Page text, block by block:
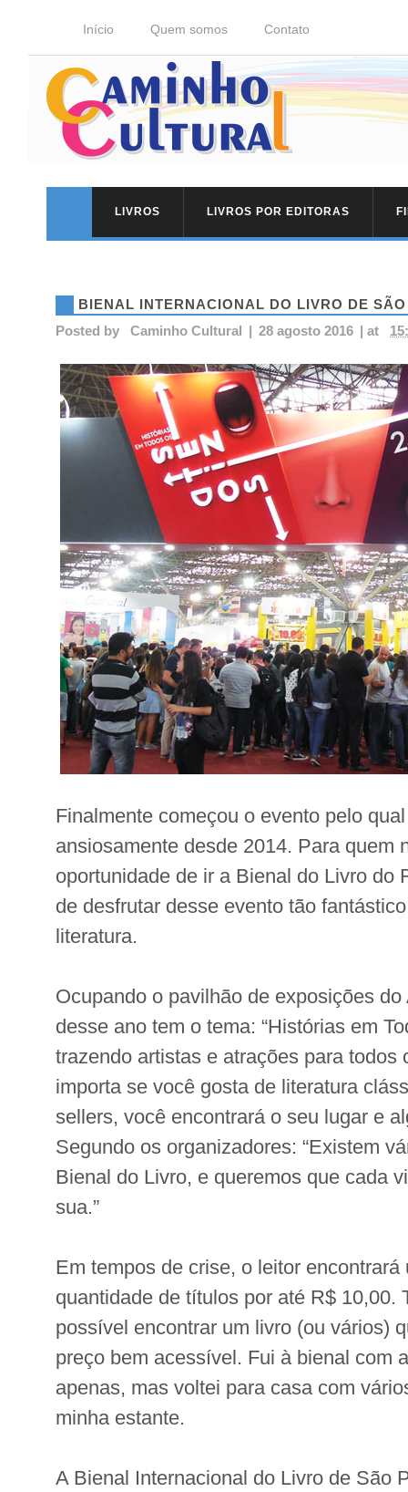
Início Quem somos Contato
LIVROS LIVROS POR EDITORAS
BIENAL INTERNACIONAL DO LIVRO DE
Posted by
Caminho Cultural | 28 agosto 2016 | at
Finalmente começou o evento pelo
ansiosamente desde 2014. Para quem
oportunidade de ir a Bienal do Livro do
de desfrutar desse evento tão
literatura.
Ocupando o pavilhão de exposições
desse ano tem o tema: “Histórias em
trazendo artistas e atrações para todos
importa se você gosta de literatura
sellers, você encontrará o seu lugar e
Segundo os organizadores: “Existem
Bienal do Livro, e queremos que cada
sua.”
Em tempos de crise, o leitor encontrará
quantidade de títulos por até R$ 10,00.
possível encontrar um livro (ou vários)
preço bem acessível. Fui à bienal com
apenas, mas voltei para casa com
minha estante.
A Bienal Internacional do Livro de São